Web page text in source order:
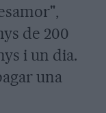
de 200
i un dia.
una